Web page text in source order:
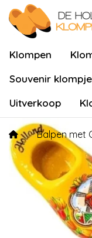
Klompen
Souvenir
Uitverkoop
Balpen met